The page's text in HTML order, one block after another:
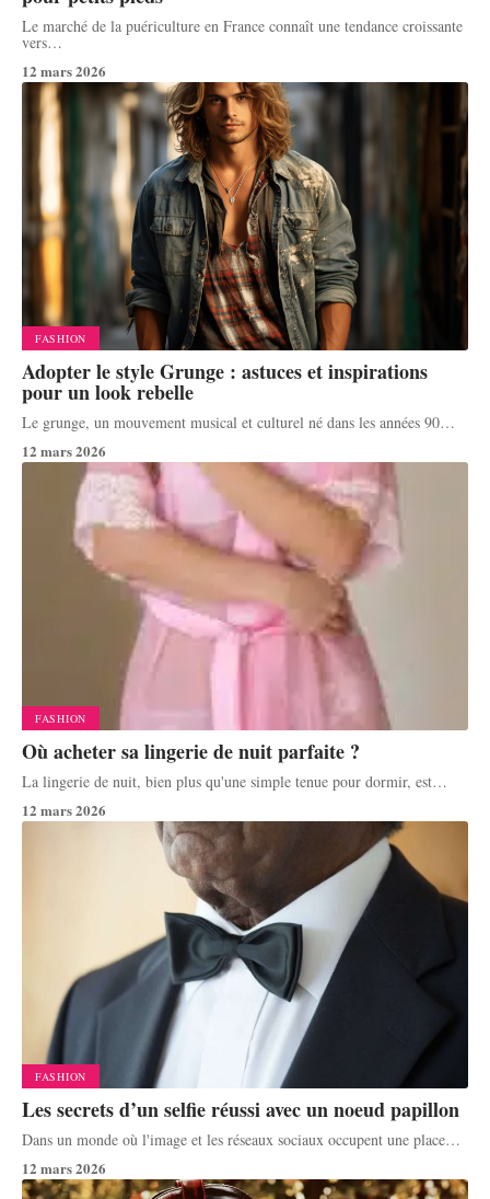
Le marché de la puériculture en France connaît une tendance croissante
vers…
12 mars 2026
FASHION
Adopter le style Grunge : astuces et inspirations
pour un look rebelle
Le grunge, un mouvement musical et culturel né dans les années 90…
12 mars 2026
FASHION
Où acheter sa lingerie de nuit parfaite ?
La lingerie de nuit, bien plus qu'une simple tenue pour dormir, est…
12 mars 2026
FASHION
Les secrets d’un selfie réussi avec un noeud papillon
Dans un monde où l'image et les réseaux sociaux occupent une place…
12 mars 2026